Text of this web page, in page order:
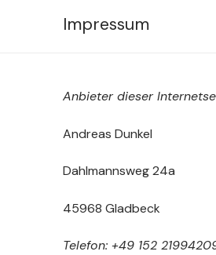
Impressum
Anbieter dieser
Andreas Dunkel
Dahlmannsweg 24a
45968 Gladbeck
Telefon: ‭+49 152